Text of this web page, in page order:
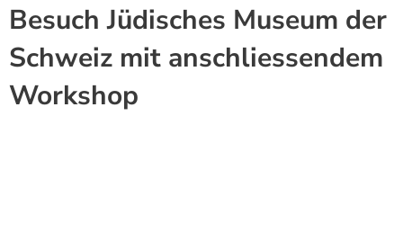
Besuch Jüdisches Museum der
Schweiz mit anschliessendem
Workshop